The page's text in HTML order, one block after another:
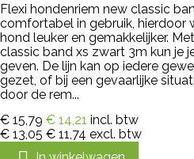
Flexi hondenriem new classic
comfortabel in gebruik, hierdoor
hond leuker en gemakkelijker.
classic band xs zwart 3m kun je
geven. De lijn kan op iedere
gezet, of bij een gevaarlijke
door de rem...
€ 15,79 € 14,21 incl. btw
€ 13,05 € 11,74 excl. btw